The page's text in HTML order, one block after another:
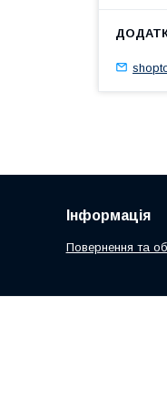
Інформація
Повернення та